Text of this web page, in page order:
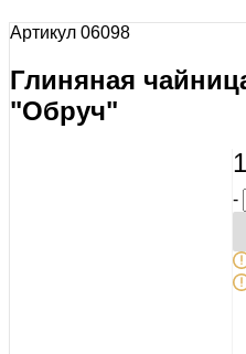
Артикул 06098
Глиняная
"Обруч"
-